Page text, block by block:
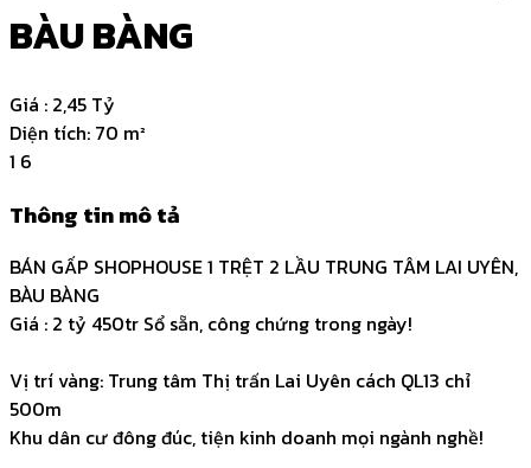
BÀU BÀNG
Giá : 2,45 Tỷ
Diện tích: 70 m²
1 6
Thông tin mô tả
BÁN GẤP SHOPHOUSE 1 TRỆT 2 LẦU TRUNG TÂM LAI UYÊN,
BÀU BÀNG
Giá : 2 tỷ 450tr Sổ sẵn, công chứng trong ngày!
Vị trí vàng: Trung tâm Thị trấn Lai Uyên cách QL13 chỉ
500m
Khu dân cư đông đúc, tiện kinh doanh mọi ngành nghề!